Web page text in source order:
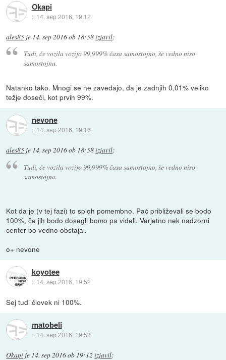
Okapi
:: 14. sep 2016, 19:12
ales85 je 14. sep 2016 ob 18:58izjavil:
Tudi, če vozila vozijo 99,999% časa samostojno, še vedno niso
samostojna.
Natanko tako. Mnogi se ne zavedajo, da je zadnjih 0,01% veliko
težje doseči, kot prvih 99%.
nevone
:: 14. sep 2016, 19:16
ales85 je 14. sep 2016 ob 18:58izjavil:
Tudi, če vozila vozijo 99,999% časa samostojno, še vedno niso
samostojna.
Kot da je (v tej fazi) to sploh pomembno. Pač približevali se bodo
100%, če jih bodo dosegli bomo pa videli. Verjetno nek nadzorni
center bo vedno obstajal.
o+ nevone
koyotee
:: 14. sep 2016, 19:52
Sej tudi človek ni 100%.
matobeli
:: 14. sep 2016, 19:53
Okapi je 14. sep 2016 ob 19:12 izjavil: